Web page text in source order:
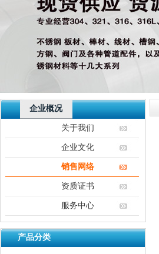
企业概况
关于我们
企业文化
销售网络
资质证书
服务中心
产品分类